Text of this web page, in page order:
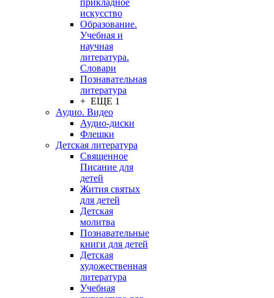
прикладное
искусство
Образование.
Учебная и
научная
литература.
Словари
Познавательная
литература
+ ЕЩЕ 1
Аудио. Видео
Аудио-диски
Флешки
Детская литература
Священное
Писание для
детей
Жития святых
для детей
Детская
молитва
Познавательные
книги для детей
Детская
художественная
литература
Учебная